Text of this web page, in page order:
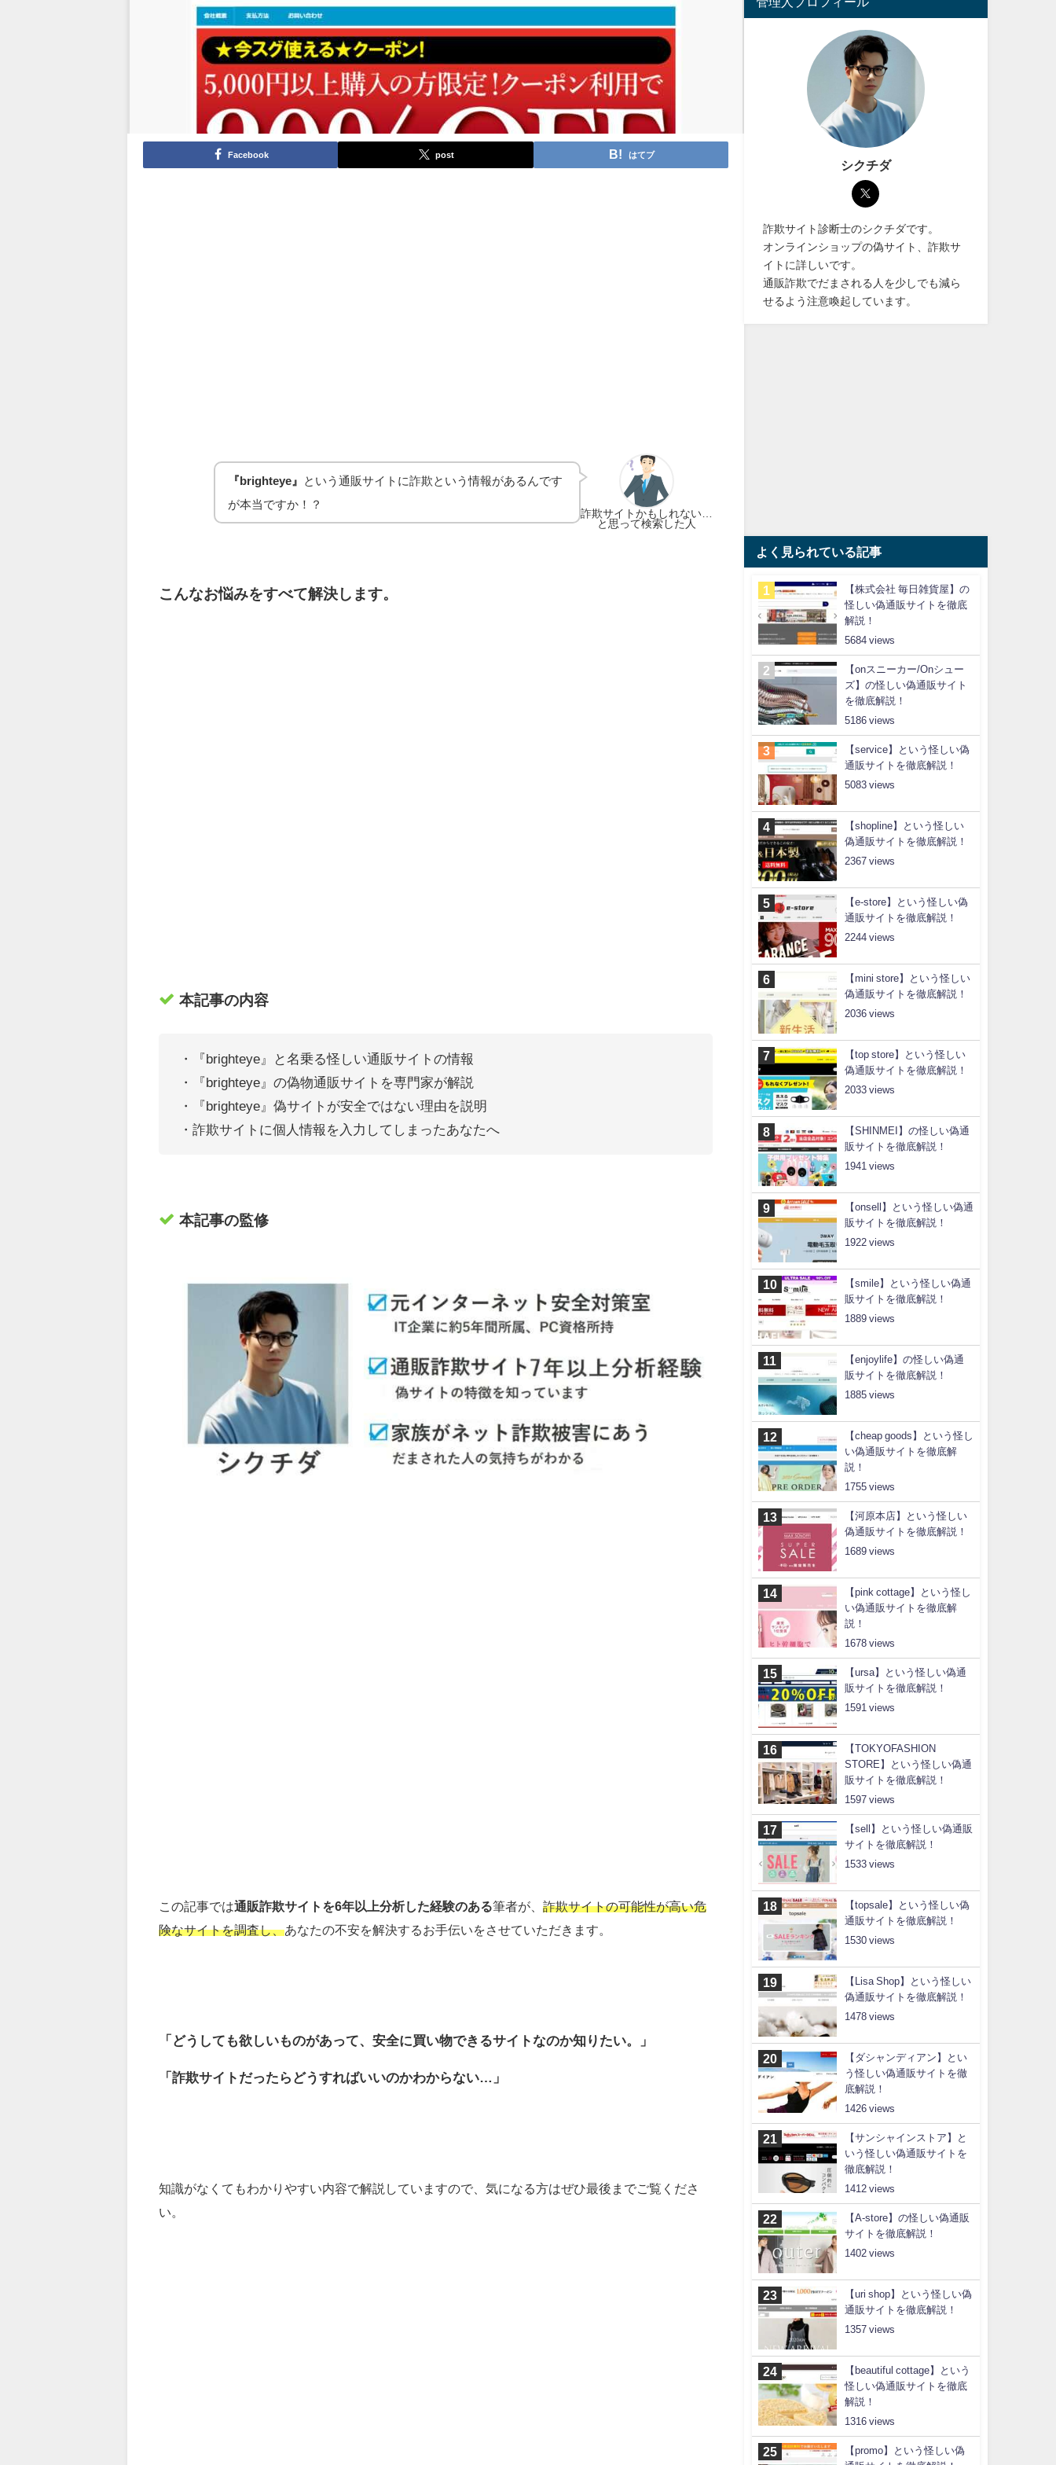
Facebook post はてブ
詐欺サイトかもしれない…
と思って検索した人
『brighteye』
という通販サイトに詐欺という情報があるんです
が本当ですか！？
こんなお悩みをすべて解決します。
本記事の内容
・『brighteye』
と名乗る怪しい通販サイトの情報
・『brighteye』の偽物通販サイトを専門家が解説
・『brighteye』偽サイトが安全ではない理由を説明
・詐欺サイトに個人情報を入力してしまったあなたへ
本記事の監修
この記事では通販詐欺サイトを6年以上分析した経験のある筆者が、詐欺サイトの可能性が高い危
険なサイトを調査し、あなたの不安を解決するお手伝いをさせていただきます。
「どうしても欲しいものがあって、安全に買い物できるサイトなのか知りたい。」
「詐欺サイトだったらどうすればいいのかわからない…」
知識がなくてもわかりやすい内容で解説していますので、気になる方はぜひ最後までご覧くださ
い。
シクチダ
詐欺サイト診断士のシクチダです。
オンラインショップの偽サイト、詐欺サ
イトに詳しいです。
通販詐欺でだまされる人を少しでも減ら
せるよう注意喚起しています。
よく見られている記事
【株式会社 毎日雑貨屋】の
怪しい偽通販サイトを徹底
解説！
5684
【onスニーカー/Onシュー
ズ】の怪しい偽通販サイト
を徹底解説！
5186
【service】という怪しい偽
通販サイトを徹底解説！
5083
【shopline】という怪しい
偽通販サイトを徹底解説！
2367
【e-store】という怪しい偽
通販サイトを徹底解説！
2244
【mini store】という怪しい
偽通販サイトを徹底解説！
2036
【top store】という怪しい
偽通販サイトを徹底解説！
2033
【SHINMEI】の怪しい偽通
販サイトを徹底解説！
1941
【onsell】という怪しい偽通
販サイトを徹底解説！
1922
【smile】という怪しい偽通
販サイトを徹底解説！
1889
【enjoylife】の怪しい偽通
販サイトを徹底解説！
1885
【cheap goods】という怪し
い偽通販サイトを徹底解
説！
1755
【河原本店】という怪しい
偽通販サイトを徹底解説！
1689
【pink cottage】という怪し
い偽通販サイトを徹底解
説！
1678
【ursa】という怪しい偽通
販サイトを徹底解説！
1591
【TOKYOFASHION
STORE】という怪しい偽通
販サイトを徹底解説！
1597
【sell】という怪しい偽通販
サイトを徹底解説！
1533
【topsale】という怪しい偽
通販サイトを徹底解説！
1530
【Lisa Shop】という怪しい
偽通販サイトを徹底解説！
1478
【ダシャンディアン】とい
う怪しい偽通販サイトを徹
底解説！
1426
【サンシャインストア】と
いう怪しい偽通販サイトを
徹底解説！
1412
【A-store】の怪しい偽通販
サイトを徹底解説！
1402
【uri shop】という怪しい偽
通販サイトを徹底解説！
1357
【beautiful cottage】という
怪しい偽通販サイトを徹底
解説！
1316
【promo】という怪しい偽